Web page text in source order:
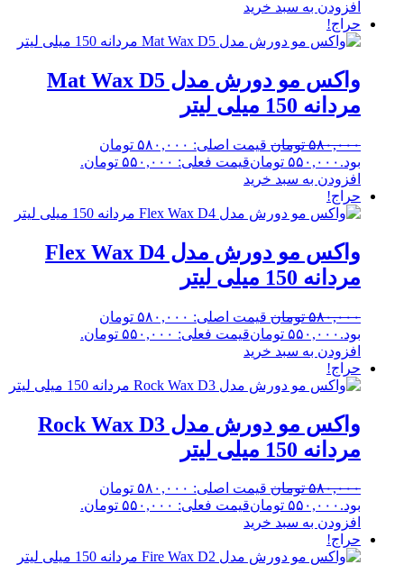
افزودن به سبد خرید
حراج!
واکس مو دورش مدل Mat Wax D5
مردانه 150 میلی لیتر
۵۸۰,۰۰۰ تومان
قیمت اصلی: ۵۸۰,۰۰۰ تومان
بود. ۵۵۰,۰۰۰ تومانقیمت فعلی: ۵۵۰,۰۰۰ تومان.
افزودن به سبد خرید
حراج!
واکس مو دورش مدل Flex Wax D4
مردانه 150 میلی لیتر
۵۸۰,۰۰۰ تومان
قیمت اصلی: ۵۸۰,۰۰۰ تومان
بود. ۵۵۰,۰۰۰ تومانقیمت فعلی: ۵۵۰,۰۰۰ تومان.
افزودن به سبد خرید
حراج!
واکس مو دورش مدل Rock Wax D3
مردانه 150 میلی لیتر
۵۸۰,۰۰۰ تومان
قیمت اصلی: ۵۸۰,۰۰۰ تومان
بود. ۵۵۰,۰۰۰ تومانقیمت فعلی: ۵۵۰,۰۰۰ تومان.
افزودن به سبد خرید
حراج!